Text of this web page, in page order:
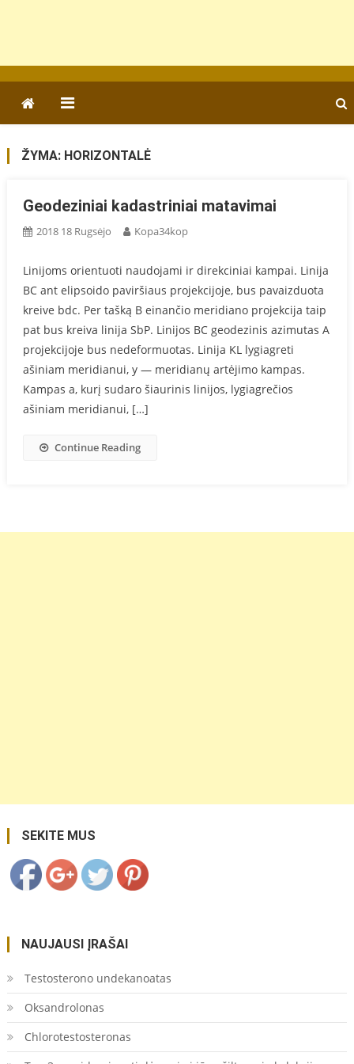
ŽYMA: HORIZONTALĖ
Geodeziniai kadastriniai matavimai
2018 18 Rugsėjo Kopa34kop
Linijoms orientuoti naudojami ir direkciniai kampai. Linija
BC ant elipsoido paviršiaus projekcijoje, bus pavaizduota
kreive bdc. Per tašką B einančio meridiano projekcija taip
pat bus kreiva linija SbP. Linijos BC geodezinis azimutas A
projekcijoje bus nedeformuotas. Linija KL lygiagreti
ašiniam meridianui, y — meridianų artėjimo kampas.
Kampas a, kurį sudaro šiaurinis linijos, lygiagrečios
ašiniam meridianui, […]
Continue Reading
SEKITE MUS
https://coupon.lt/tag/horizontale/">
NAUJAUSI ĮRAŠAI
Testosterono undekanoatas
Oksandrolonas
Chlorotestosteronas